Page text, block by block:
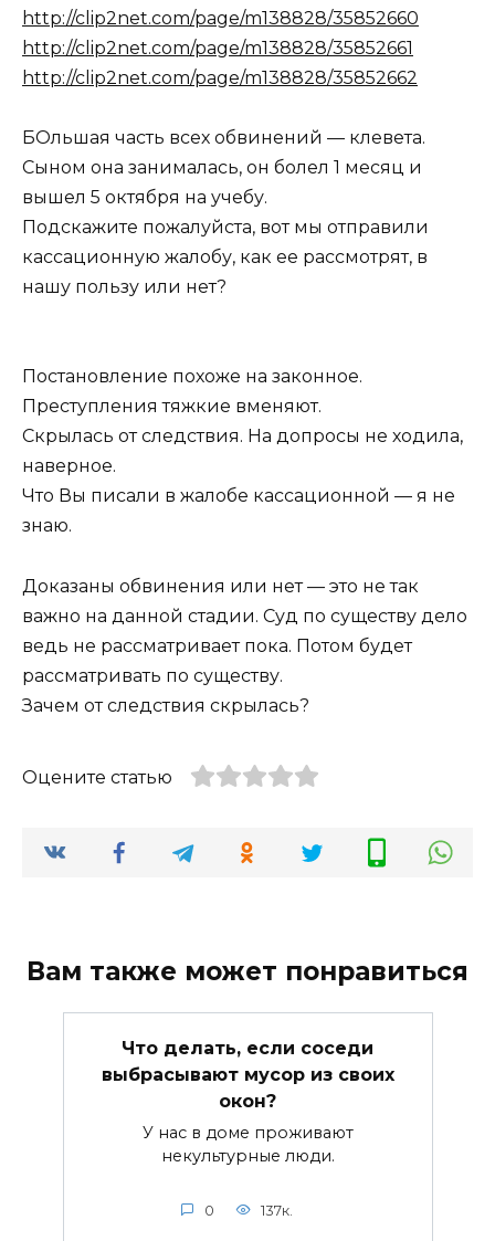
http://clip2net.com/page/m138828/35852660
http://clip2net.com/page/m138828/35852661
http://clip2net.com/page/m138828/35852662
БОльшая часть всех обвинений — клевета.
Сыном она занималась, он болел 1 месяц и
вышел 5 октября на учебу.
Подскажите пожалуйста, вот мы отправили
кассационную жалобу, как ее рассмотрят, в
нашу пользу или нет?
Постановление похоже на законное.
Преступления тяжкие вменяют.
Скрылась от следствия. На допросы не ходила,
наверное.
Что Вы писали в жалобе кассационной — я не
знаю.
Доказаны обвинения или нет — это не так
важно на данной стадии. Суд по существу дело
ведь не рассматривает пока. Потом будет
рассматривать по существу.
Зачем от следствия скрылась?
Оцените статью
Вам также может понравиться
Что делать, если соседи
выбрасывают мусор из своих
окон?
У нас в доме проживают
некультурные люди.
0 137к.